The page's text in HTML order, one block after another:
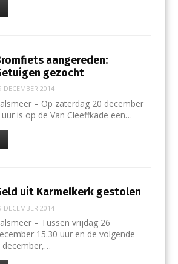
aangereden:
gezocht
DECEMBER 2014
– Op zaterdag 20 december
is op de Van Cleeffkade een…
uit Karmelkerk gestolen
DECEMBER 2014
– Tussen vrijdag 26
15.30 uur en de volgende
december,…